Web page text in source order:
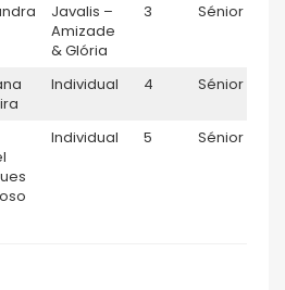
Javalis –
Amizade
& Glória
3 Sénior F
Individual 4 Sénior F
Individual 5 Sénior F